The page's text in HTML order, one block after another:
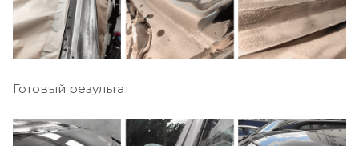
Готовый результат: